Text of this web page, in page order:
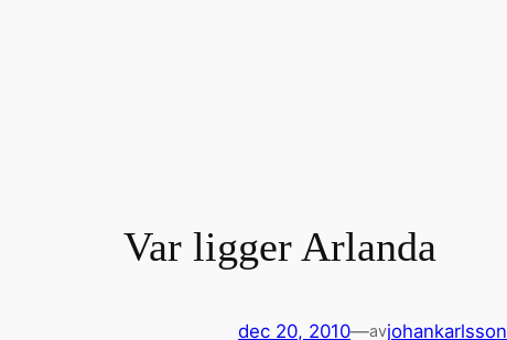
Var ligger Arlanda
dec 20, 2010—avjohankarlsson